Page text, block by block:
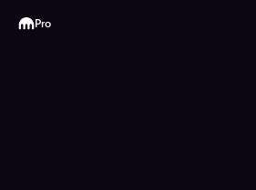
Kraken
Pro